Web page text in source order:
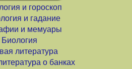
и гороскоп
и гадание
и мемуары
Биология
литература
о банках